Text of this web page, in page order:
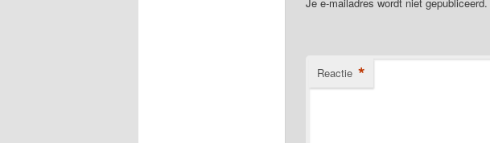
Reactie *